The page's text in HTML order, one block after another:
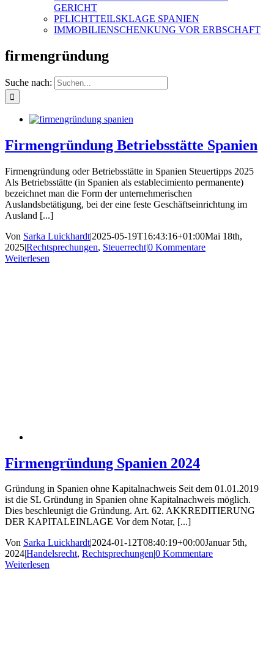
GERICHT
PFLICHTTEILSKLAGE SPANIEN
IMMOBILIENSCHENKUNG VOR ERBSCHAFT
firmengründung
Suche nach:
Firmengründung Betriebsstätte Spanien
Firmengründung oder Betriebsstätte in Spanien Steuertipps 2025
Als Betriebsstätte (in Spanien als establecimiento permanente)
bezeichnet man die Form der unternehmerischen
Auslandsbetätigung, bei der eine feste Geschäftseinrichtung im
Ausland [...]
Von Sarka Luickhardt|2025-05-19T16:43:16+01:00Mai 18th,
2025|Rechtsprechungen, Steuerrecht|0 Kommentare
Weiterlesen
Firmengründung Spanien 2024
Gründung in Spanien ohne Kapitalnachweis Seit dem 01.01.2019
ist die SL Gründung in Spanien ohne Kapitalnachweis möglich.
Dies beschleunigt die Gründung. Art. 62. AKKREDITIERUNG
DER KAPITALEINLAGE Vor dem Notar, [...]
Von Sarka Luickhardt|2024-01-12T08:40:19+00:00Januar 5th,
2024|Handelsrecht, Rechtsprechungen|0 Kommentare
Weiterlesen